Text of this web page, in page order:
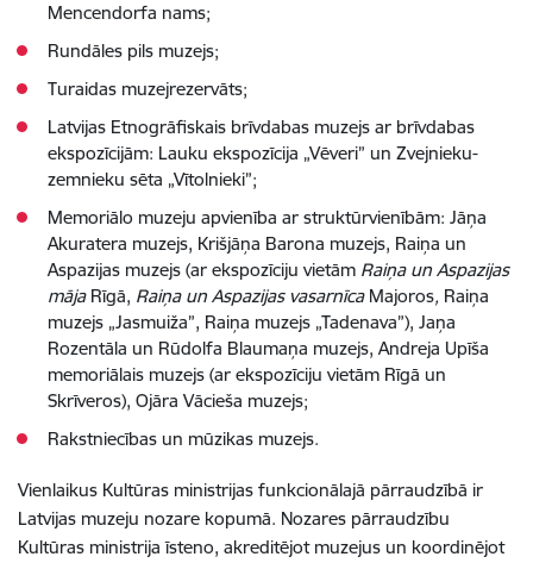
Mencendorfa nams;
Rundāles pils muzejs;
Turaidas muzejrezervāts;
Latvijas Etnogrāfiskais brīvdabas muzejs ar brīvdabas
ekspozīcijām: Lauku ekspozīcija „Vēveri” un Zvejnieku-
zemnieku sēta „Vītolnieki”;
Memoriālo muzeju apvienība ar struktūrvienībām: Jāņa
Akuratera muzejs, Krišjāņa Barona muzejs, Raiņa un
Aspazijas muzejs (ar ekspozīciju vietām Raiņa un Aspazijas
mājaRīgā, Raiņa un Aspazijas vasarnīcaMajoros, Raiņa
muzejs „Jasmuiža”, Raiņa muzejs „Tadenava”), Jaņa
Rozentāla un Rūdolfa Blaumaņa muzejs, Andreja Upīša
memoriālais muzejs (ar ekspozīciju vietām Rīgā un
Skrīveros), Ojāra Vācieša muzejs;
Rakstniecības un mūzikas muzejs.
Vienlaikus Kultūras ministrijas funkcionālajā pārraudzībā ir
Latvijas muzeju nozare kopumā. Nozares pārraudzību
Kultūras ministrija īsteno, akreditējot muzejus un koordinējot